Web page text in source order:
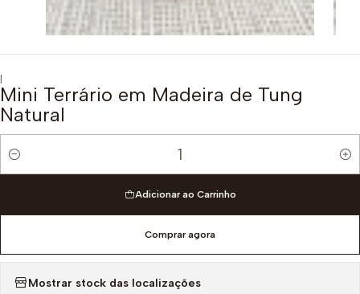
|
Mini Terrário em Madeira de Tung
Natural
Quantidade
Adicionar ao Carrinho
Comprar agora
Mostrar stock das localizações